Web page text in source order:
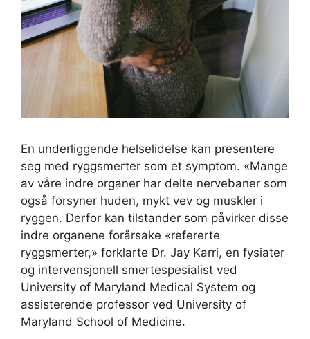
En underliggende helselidelse kan presentere
seg med ryggsmerter som et symptom. «Mange
av våre indre organer har delte nervebaner som
også forsyner huden, mykt vev og muskler i
ryggen. Derfor kan tilstander som påvirker disse
indre organene forårsake «refererte
ryggsmerter,» forklarte Dr. Jay Karri, en fysiater
og intervensjonell smertespesialist ved
University of Maryland Medical System og
assisterende professor ved University of
Maryland School of Medicine.